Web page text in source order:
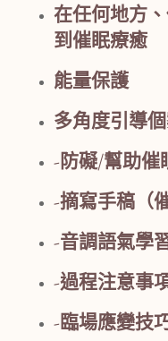
在任何地方
到催眠療癒
能量保護
多角度引導
-防礙/幫助催
-摘寫手稿（
-音調語氣學
-過程注意事
-臨場應變技